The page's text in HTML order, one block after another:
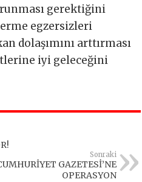
gerektiğini
egzersizleri
dolaşımını arttırması
iyi geleceğini
Sonraki
GAZETESİ’NE
OPERASYON